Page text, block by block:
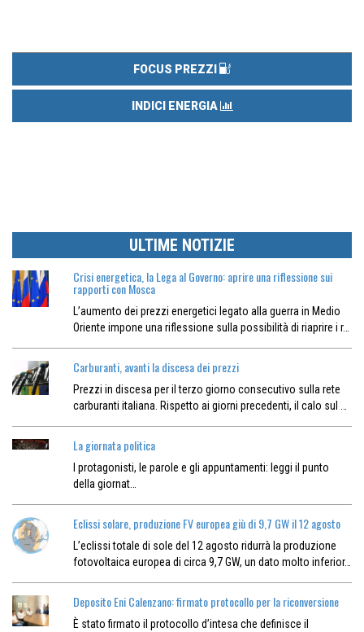
FOCUS PREZZI
INDICI ENERGIA
ULTIME NOTIZIE
Crisi energetica, la Lega al Governo: aprire una riflessione sui
rapporti con Mosca
L’aumento dei prezzi energetici legato alla guerra in Medio
Oriente impone una riflessione sulla possibilità di riaprire i r…
Carburanti, avanti la discesa dei prezzi
Prezzi in discesa per il terzo giorno consecutivo sulla rete
carburanti italiana. Rispetto ai giorni precedenti, il calo sul …
La giornata politica
I protagonisti, le parole e gli appuntamenti: leggi il punto
della giornat…
Eclissi solare, produzione FV europea giù di 9,7 GW il 12 agosto
L’eclissi totale di sole del 12 agosto ridurrà la produzione
fotovoltaica europea di circa 9,7 GW, un dato molto inferior…
Deposito Eni Calenzano: firmato protocollo per la riconversione
È stato firmato il protocollo d’intesa che definisce il